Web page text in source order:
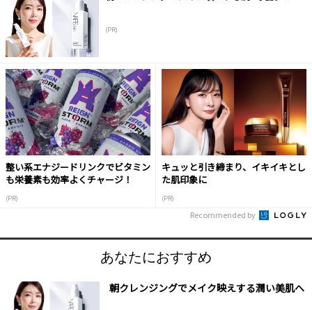
(PR)
整い系エナジードリンクでビタミン
も栄養素も効率よくチャージ！
(PR)
キュッと引き締まり、イキイキとし
た肌印象に
(PR)
Recommended by
あなたにおすすめ
朝クレンジングでメイク映えする潤い美肌へ